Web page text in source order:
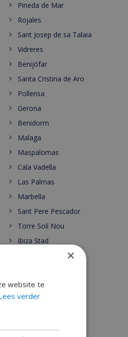
Pineda de Mar
Rojales
Sant Josep de sa Talaia
Vidreres
Benijófar
Santa Cristina de Aro
Pollensa
Gerona
Benidorm
Malaga
Maspalomas
Cala Vadella
Las Palmas
Marbella
Sant Pere Pescador
Torre Soli Nou
Ibiza Stad
Andalusië
Córdoba
Tarragona
×
website te
verder